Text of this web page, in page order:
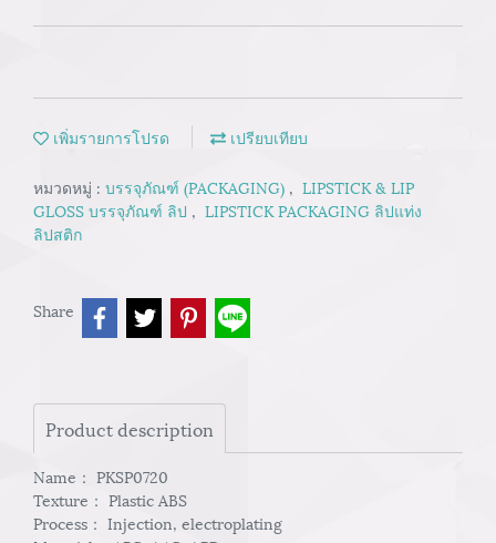
เพิ่มรายการโปรด เปรียบเทียบ
หมวดหมู่ : บรรจุภัณฑ์ (PACKAGING) , LIPSTICK & LIP
GLOSS บรรจุภัณฑ์ ลิป , LIPSTICK PACKAGING ลิปแท่ง
ลิปสติก
Share
Product description
Name： PKSP0720
Texture： Plastic ABS
Process： Injection, electroplating